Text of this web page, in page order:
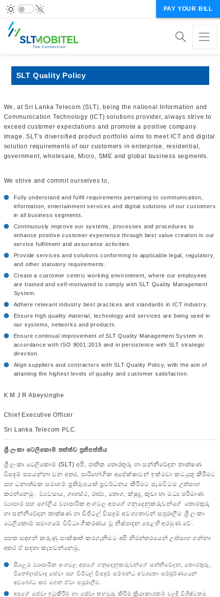
PAY YOUR BILL
SLT Quality Policy
We, at Sri Lanka Telecom (SLT), being the national Information and
Communication Technology (ICT) solutions provider, always strive to
exceed customer expectations and promote a positive company
image. SLT’s diversified product portfolio aims to meet ICT and digital
solution requirements of our customers in enterprise, residential,
government, wholesale, Micro, SME and global business segments.
We strive and commit ourselves to,
Fully understand and fulfil requirements pertaining to communication,
information, entertainment services and digital solutions of our customers
in all business segments.
Continuously improve our systems, processes and procedures to
enhance positive customer experience through best value creation in our
service fulfilment and assurance activities.
Provide services and solutions conforming to applicable legal, regulatory,
and other statutory requirements.
Create a customer centric working environment, where our employees
are trained and self-motivated to comply with SLT Quality Management
System.
Adhere relevant industry best practices and standards in ICT industry.
Ensure high quality material, technology and services are being used in
our systems, networks and products.
Ensure continual improvement of SLT Quality Management System in
accordance with ISO 9001:2015 and in persistence with SLT strategic
direction.
Align suppliers and contractors with SLT Quality Policy, with the aim of
attaining the highest levels of quality and customer satisfaction.
K M J R Abeysinghe
Chief Executive Officer
Sri Lanka Telecom PLC.
ශ්‍රී ලංකා ටෙලිකොම් තත්ත්ව ප්‍රතිපත්තිය
ශ්‍රී ලංකා ටෙලිකොම් (SLT) අපි, ජාතික තොරතුරු හා සන්නිවේදන තාක්ෂණ
විසඳුම් සපයන්නා වන අතර, පාරිභෝගික අපේක්ෂාවන් ඉක්මවා කටයුතු කිරීමට
සහ ධනාත්මක සමාගම් ප්‍රතිරූපයක් ප්‍රවර්ධනය කිරීමට සැමවිටම උත්සාහ
කරන්නෙමු. ව්‍යවසාය, ගෘහස්ථ, රාජ්‍ය, තොග, ක්ෂුද්‍ර, කුඩා හා මධ්‍ය පරිමාණ
ව්‍යාපාර සහ ගෝලීය ව්‍යාපාරික අංශවල අපගේ ගනුදෙනුකරුවන්ගේ තොරතුරු
හා සන්නිවේදන තාක්ෂණ හා ඩිජිටල් විසඳුම් අවශ්‍යතාවන් සපුරාලීම ශ්‍රී ලංකා
ටෙලිකොම් සමාගමේ විවිධාංගීකරණය වූ නිෂ්පාදන පෙළහි අරමුණ වේ.
පහත සඳහන් කරුණු සාක්ෂාත් කරගැනීමට අපි නිරන්තරයෙන් උත්සාහ ගන්නා
අතර ඒ සඳහා කැපවන්නෙමු,
සියලුම ව්‍යාපාරික අංශවල අපගේ ගනුදෙනුකරුවන්ගේ සන්නිවේදන, තොරතුරු,
විනෝදාස්වාද සේවා සහ ඩිජිටල් විසඳුම් සම්බන්ධ අවශ්‍යතා සම්පූර්ණයෙන්
අවබෝධ කර ගෙන ඒවා සපුරාලීම.
අපගේ සේවා ඉටුකිරීම් හා සේවා තහවුරු කිරීම් ක්‍රියාකාරකම් වලදී විශිෂ්ටතම